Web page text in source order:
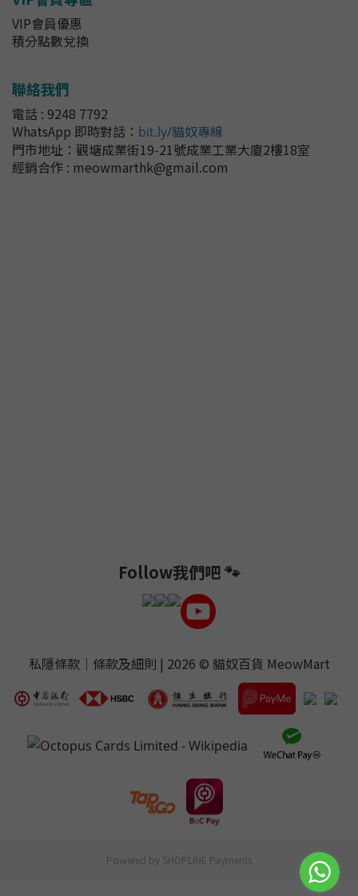
VIP會員優惠
積分點數兌換
聯絡我們
電話 : 9248 7792
WhatsApp 即時對話 ： bit.ly/貓奴專線
門市地址： 觀塘成業街19-21號成業工業大廈2樓18室
經銷合作 : meowmarthk@gmail.com
Follow我們吧 🐾
私隱條款｜ 條款及細則 | 2026 © 貓奴百貨 MeowMart
Powered by SHOPLINE Payments